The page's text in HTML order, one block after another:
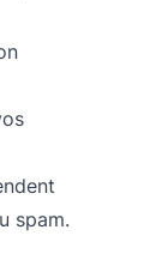
spam.